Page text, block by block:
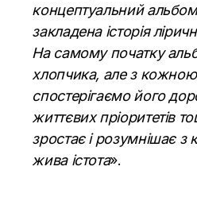
концептуальний
закладена історія
На самому початку
хлопчика, але з
спостерігаємо його
життєвих пріоритетів
зростає і розумнішає
жива істота».